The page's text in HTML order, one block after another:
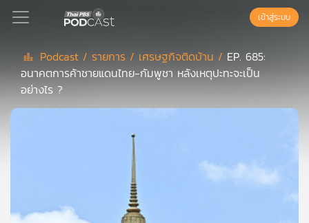
Podcast
เข้าสู่ระบบ
Podcast / รายการ / เศรษฐกิจติดบ้าน / EP. 685:
อนาคตการค้าชายแดนไทย-กัมพูชา หลังเหตุปะทะจะเป็น
อย่างไร ?